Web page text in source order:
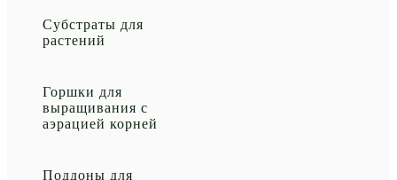
Субстраты для
растений
Горшки для
выращивания с
аэрацией корней
Поддоны для